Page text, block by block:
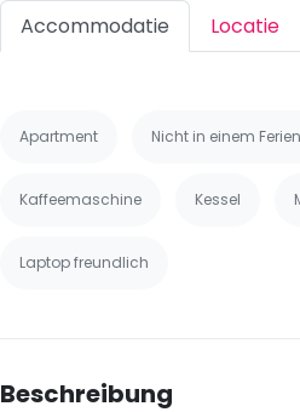
Accommodatie Locatie
Apartment Nicht in einem
Kaffeemaschine Kessel
Laptop freundlich
Beschreibung